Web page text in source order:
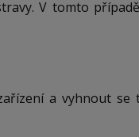
V tomto
a vyhnout se